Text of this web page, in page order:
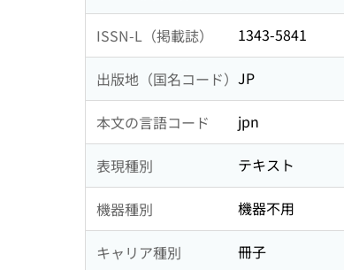
ISSN-L（掲載誌） 1343-5841
出版地（国名コード） JP
本文の言語コード jpn
表現種別 テキスト
機器種別 機器不用
キャリア種別 冊子